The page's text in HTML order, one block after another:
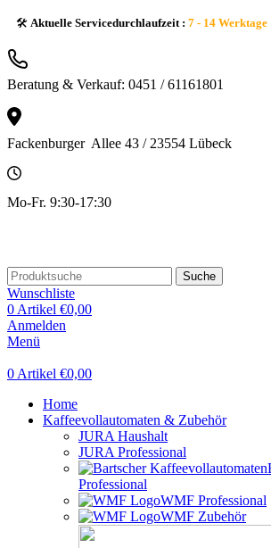
🛠️ Aktuelle Servicedurchlaufzeit : 7 - 14 Werktage
Beratung & Verkauf: 0451 / 61161801
Fackenburger Allee 43 / 23554 Lübeck
Mo-Fr. 9:30-17:30
Suche
Wunschliste
0 Artikel €0,00
Anmelden
Menü
0 Artikel €0,00
Home
Kaffeevollautomaten & Zubehör
JURA Haushalt
JURA Professional
Professional
WMF Professional
WMF Zubehör